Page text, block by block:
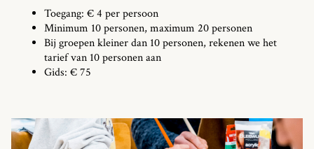
Toegang: € 4 per persoon
Minimum 10 personen, maximum 20 personen
Bij groepen kleiner dan 10 personen, rekenen we het
tarief van 10 personen aan
Gids: € 75